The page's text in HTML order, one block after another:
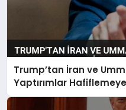
Trump’tan İran ve
Yaptırımlar